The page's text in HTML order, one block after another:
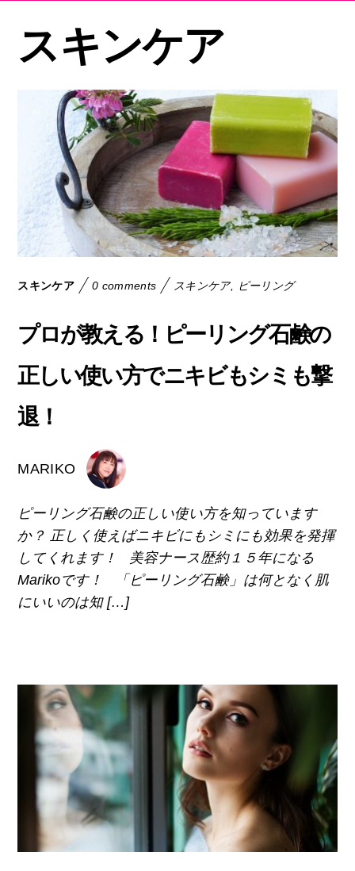
スキンケア
スキンケア 0 comments スキンケア, ピーリング
プロが教える！ピーリング石鹸の
正しい使い方でニキビもシミも撃
退！
MARIKO
ピーリング石鹸の正しい使い方を知っています
か？ 正しく使えばニキビにもシミにも効果を発揮
してくれます！ 美容ナース歴約１５年になる
Marikoです！ 「ピーリング石鹸」は何となく肌
にいいのは知 […]